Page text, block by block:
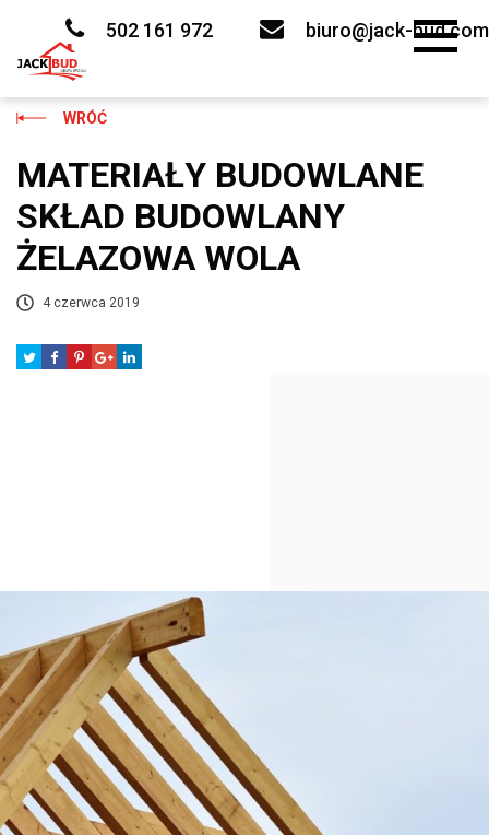
502 161 972 biuro@jack-bud.com
WRÓĆ
MATERIAŁY BUDOWLANE
SKŁAD BUDOWLANY
ŻELAZOWA WOLA
4 czerwca 2019